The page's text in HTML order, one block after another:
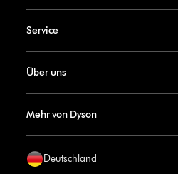
Service
Über uns
Mehr von Dyson
Deutschland